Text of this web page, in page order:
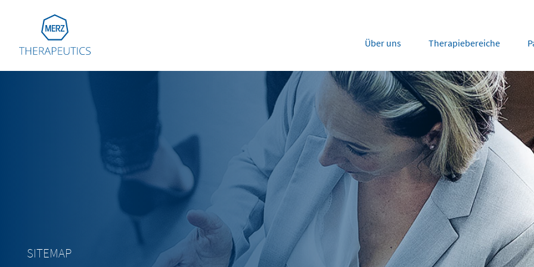
Go to Homepage
Europe
Belgium
NL
France
Germany
Italy
Netherlands
Portugal
Russia
Spain
Switzerland DE FR
Nordics
UK and Ireland
Middle East
Saudi Arabia
Über uns Therapiebereiche
SITEMAP